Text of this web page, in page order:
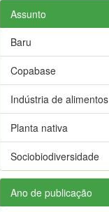
Assunto
Baru
Copabase
Indústria de alimentos
Planta nativa
Sociobiodiversidade
Ano de publicação